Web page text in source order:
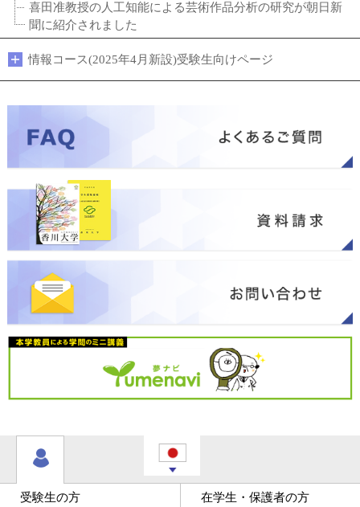
喜田准教授の人工知能による芸術作品分析の研究が朝日新
聞に紹介されました
情報コース(2025年4月新設)受験生向けページ
受験生の方 在学生・保護者の方